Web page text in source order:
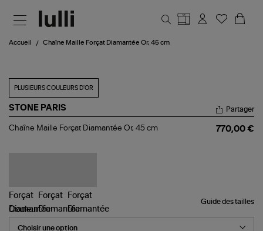
Accueil Chaîne Maille Forçat Diamantée Or, 45 cm
PLUSIEURS COULEURS D'OR
STONE PARIS
Chaîne
Partager
Chaîne Maille Forçat Diamantée Or, 45 cm 770,00 €
Guide des tailles
Couleur